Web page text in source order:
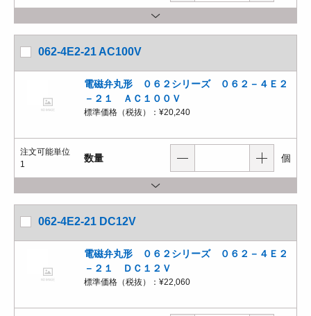
062-4E2-21 AC100V
電磁弁丸形 ０６２シリーズ ０６２－４Ｅ２
－２１ ＡＣ１００Ｖ
標準価格（税抜）： ¥20,240
注文可能単位
1
数量 個
062-4E2-21 DC12V
電磁弁丸形 ０６２シリーズ ０６２－４Ｅ２
－２１ ＤＣ１２Ｖ
標準価格（税抜）： ¥22,060